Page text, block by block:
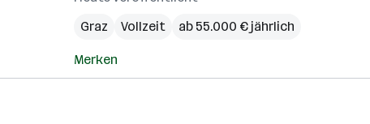
Graz
Vollzeit ab 55.000 € jährlich
Merken